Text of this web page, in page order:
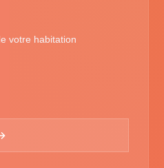
votre habitation